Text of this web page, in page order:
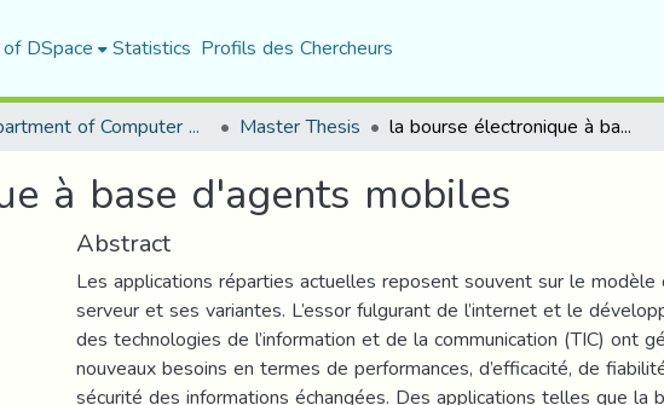
DSpace Statistics Profils des Chercheurs
Department of Computer Science Master Thesis la bourse électronique à base d'agents mobiles
à base d'agents mobiles
Abstract
Les applications réparties actuelles reposent souvent sur le
serveur et ses variantes. L’essor fulgurant de l’internet et le
des technologies de l’information et de la communication (TIC) ont
nouveaux besoins en termes de performances, d’efficacité, de
sécurité des informations échangées. Des applications telles que la